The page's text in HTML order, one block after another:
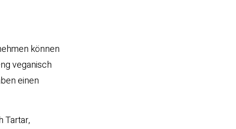
können
veganisch
einen
Tartar,